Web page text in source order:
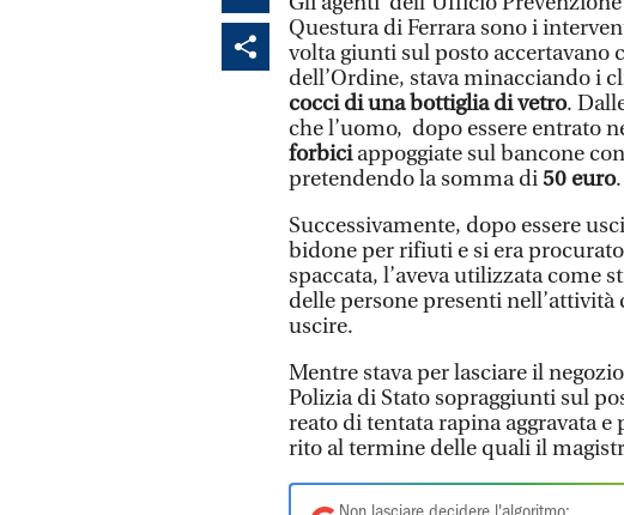
Questura di Ferrara sono i
volta giunti sul posto accertavano
dell’Ordine, stava minacciando i
cocci di una bottiglia di vetro.
che l’uomo, dopo essere entrato
forbiciappoggiate sul bancone
pretendendo la somma di50 euro.
Successivamente, dopo essere
bidone per rifiuti e si era
spaccata, l’aveva utilizzata
delle persone presenti
uscire.
Mentre stava per lasciare il
Polizia di Stato sopraggiunti sul
reato di tentata rapina aggravata
rito al termine delle quali il